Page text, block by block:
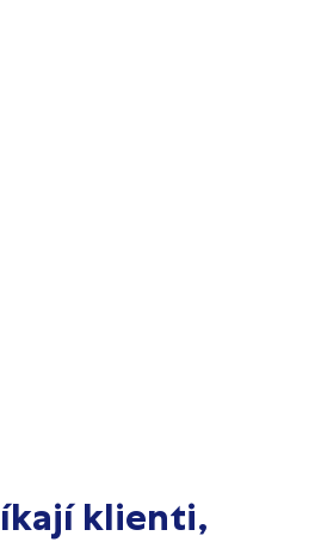
klienti,